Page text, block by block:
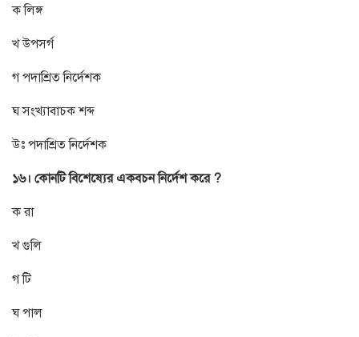
ক লিঙ্গ
খ উপসর্গ
গ পদাশ্রিত নির্দেশক
ঘ সংখ্যাবাচক শব্দ
উঃ পদাশ্রিত নির্দেশক
১৬। কোনটি বিশেষ্যের একবচন নির্দেশ করে ?
ক রা
খ গুলি
গ টি
ঘ পাল